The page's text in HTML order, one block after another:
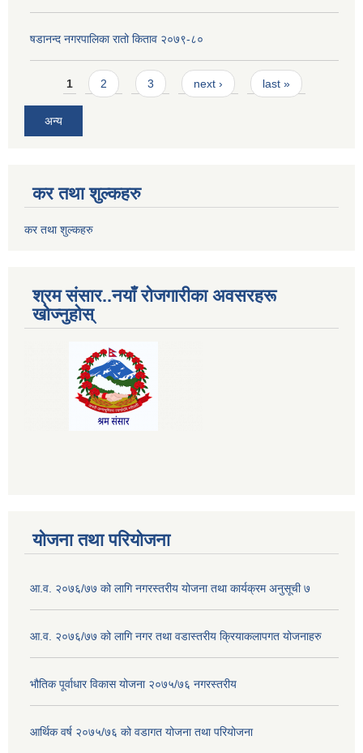
षडानन्द नगरपालिका रातो किताव २०७९-८०
Pages
1 2 3 next › last »
अन्य
कर तथा शुल्कहरु
कर तथा शुल्कहरु
श्रम संसार..नयाँ रोजगारीका अवसरहरू
खोज्नुहोस्
योजना तथा परियोजना
आ.व. २०७६/७७ को लागि नगरस्तरीय योजना तथा कार्यक्रम अनुसूची ७
आ.व. २०७६/७७ को लागि नगर तथा वडास्तरीय क्रियाकलापगत योजनाहरु
भौतिक पूर्वाधार विकास योजना २०७५/७६ नगरस्तरीय
आर्थिक वर्ष २०७५/७६ को वडागत योजना तथा परियोजना